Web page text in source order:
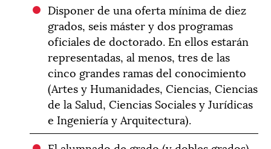
Disponer de una oferta mínima de diez
grados, seis máster y dos programas
oficiales de doctorado. En ellos estarán
representadas, al menos, tres de las
cinco grandes ramas del conocimiento
(Artes y Humanidades, Ciencias, Ciencias
de la Salud, Ciencias Sociales y Jurídicas
e Ingeniería y Arquitectura).